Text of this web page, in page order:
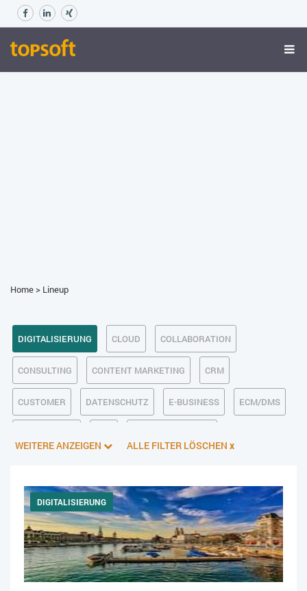
Home> Lineup
DIGITALISIERUNG CLOUD COLLABORATION
CONSULTING CONTENT MARKETING CRM
CUSTOMER DATENSCHUTZ E-BUSINESS ECM/DMS
LOGISTIK MANAGEMENT & FÜHRUNG MARKETING
ONLINE-MARKETING PIM PROJEKTMANAGEMENT
SERVICE SICHERHEIT SMART WORK
WEITERE ANZEIGEN ALLE FILTER LÖSCHEN x
DIGITALISIERUNG